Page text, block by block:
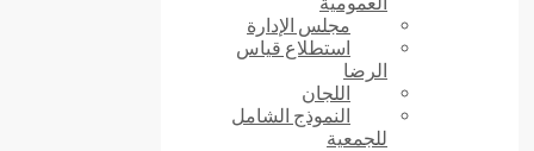
مجلس الإدارة
استطلاع قياس
الرضا
اللجان
النموذج الشامل
للجمعية